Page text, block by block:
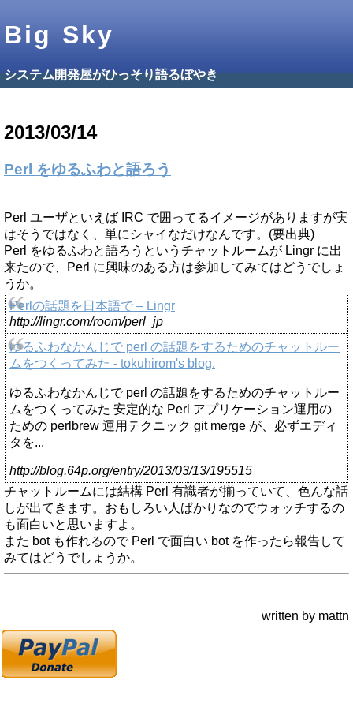
Big Sky
システム開発屋がひっそり語るぼやき
2013/03/14
Perl をゆるふわと語ろう
Perl ユーザといえば IRC で囲ってるイメージがありますが実
はそうではなく、単にシャイなだけなんです。(要出典)
Perl をゆるふわと語ろうというチャットルームが Lingr に出
来たので、Perl に興味のある方は参加してみてはどうでしょ
うか。
Perlの話題を日本語で – Lingr
http://lingr.com/room/perl_jp
ゆるふわなかんじで perl の話題をするためのチャットルー
ムをつくってみた - tokuhirom's blog.
ゆるふわなかんじで perl の話題をするためのチャットルー
ムをつくってみた 安定的な Perl アプリケーション運用の
ための perlbrew 運用テクニック git merge が、必ずエディ
タを...
http://blog.64p.org/entry/2013/03/13/195515
チャットルームには結構 Perl 有識者が揃っていて、色んな話
しが出てきます。おもしろい人ばかりなのでウォッチするの
も面白いと思いますよ。
また bot も作れるので Perl で面白い bot を作ったら報告して
みてはどうでしょうか。
written by mattn